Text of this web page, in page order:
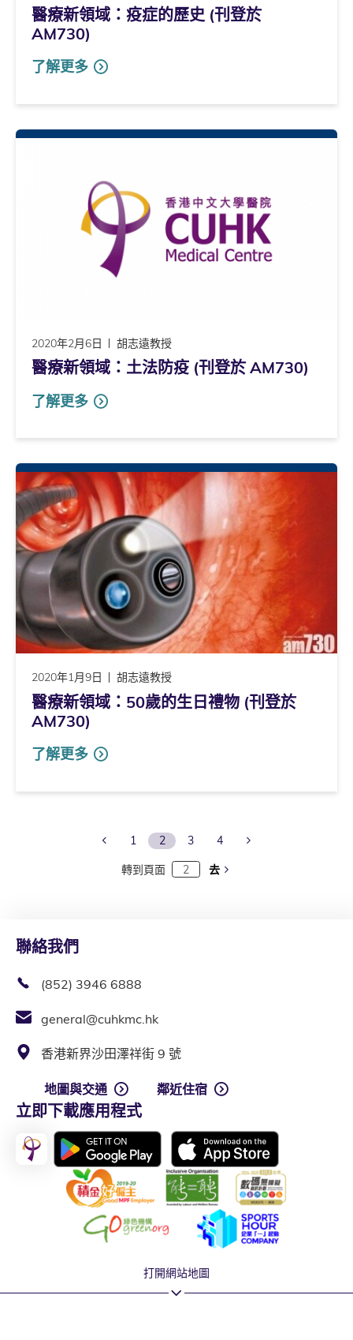
醫療新領域：疫症的歷史 (刊登於
AM730)
了解更多
2020年2月6日 胡志遠教授
醫療新領域：土法防疫 (刊登於 AM730)
了解更多
2020年1月9日 胡志遠教授
醫療新領域：50歲的生日禮物 (刊登於
AM730)
了解更多
Previous Page
1 2 3 4
轉到頁面 去
聯絡我們
(852) 3946 6888
general@cuhkmc.hk
香港新界沙田澤祥街 9 號
地圖與交通 鄰近住宿
立即下載應用程式
打開網站地圖